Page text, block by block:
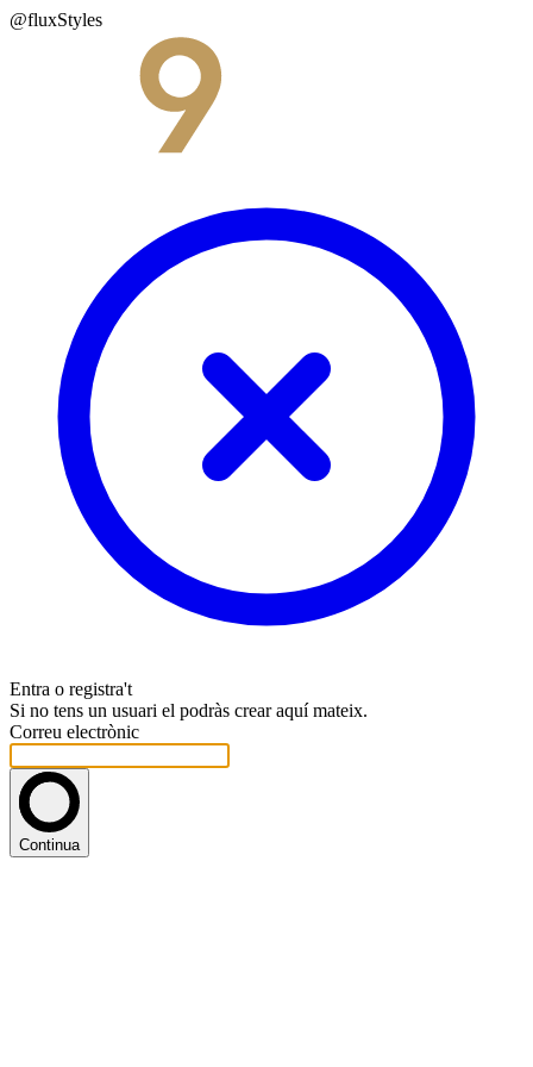
@fluxStyles
Entra o registra't
Si no tens un usuari el podràs crear aquí mateix.
Correu electrònic
Continua